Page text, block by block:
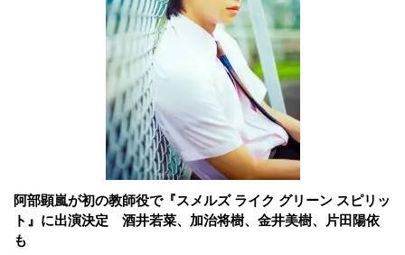
阿部顕嵐が初の教師役で『スメルズ ライク グリーン スピリッ
ト』に出演決定 酒井若菜、加治将樹、金井美樹、片田陽依
も